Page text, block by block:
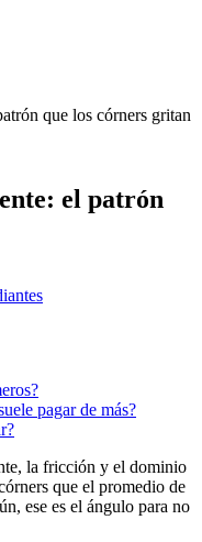
que los córners gritan
el patrón
pagar de más?
la fricción y el dominio
que el promedio de
ese es el ángulo para no